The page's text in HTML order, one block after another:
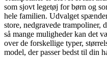
som sjovt legetøj for børn og
hele familien. Udvalget
store, nedgravede trampoliner,
så mange muligheder kan det
over de forskellige typer,
model, der passer bedst til din